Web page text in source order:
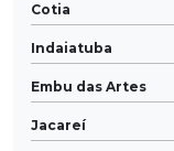
Cotia
Indaiatuba
Embu das Artes
Jacareí